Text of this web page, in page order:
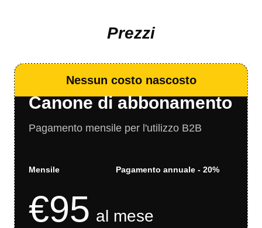
Prezzi
Nessun costo nascosto
Canone di abbonamento
Pagamento mensile per l'utilizzo B2B
Mensile Pagamento annuale - 20%
€95 al mese